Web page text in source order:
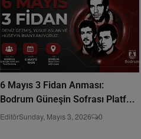
6 Mayıs 3 Fidan Anması:
Bodrum Güneşin Sofrası Platf...
EditörSunday, Mayıs 3, 2026 0